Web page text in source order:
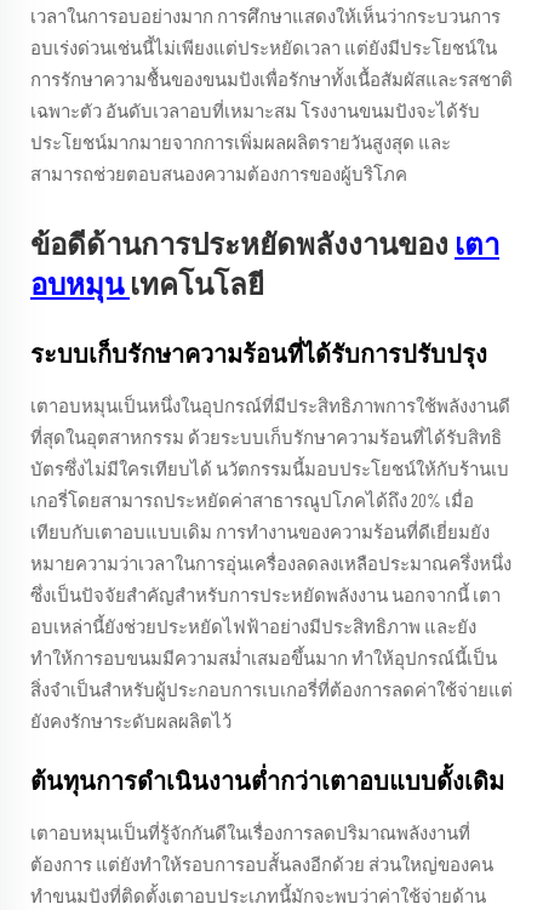
เวลาในการอบอย่างมาก การศึกษาแสดงให้เห็นว่ากระบวนการ
อบเร่งด่วนเช่นนี้ไม่เพียงแต่ประหยัดเวลา แต่ยังมีประโยชน์ใน
การรักษาความชื้นของขนมปังเพื่อรักษาทั้งเนื้อสัมผัสและรสชาติ
เฉพาะตัว อันดับเวลาอบที่เหมาะสม โรงงานขนมปังจะได้รับ
ประโยชน์มากมายจากการเพิ่มผลผลิตรายวันสูงสุด และ
สามารถช่วยตอบสนองความต้องการของผู้บริโภค
ข้อดีด้านการประหยัดพลังงานของ เตา
อบหมุน เทคโนโลยี
ระบบเก็บรักษาความร้อนที่ได้รับการปรับปรุง
เตาอบหมุนเป็นหนึ่งในอุปกรณ์ที่มีประสิทธิภาพการใช้พลังงานดี
ที่สุดในอุตสาหกรรม ด้วยระบบเก็บรักษาความร้อนที่ได้รับสิทธิ
บัตรซึ่งไม่มีใครเทียบได้ นวัตกรรมนี้มอบประโยชน์ให้กับร้านเบ
เกอรี่โดยสามารถประหยัดค่าสาธารณูปโภคได้ถึง 20% เมื่อ
เทียบกับเตาอบแบบเดิม การทำงานของความร้อนที่ดีเยี่ยมยัง
หมายความว่าเวลาในการอุ่นเครื่องลดลงเหลือประมาณครึ่งหนึ่ง
ซึ่งเป็นปัจจัยสำคัญสำหรับการประหยัดพลังงาน นอกจากนี้ เตา
อบเหล่านี้ยังช่วยประหยัดไฟฟ้าอย่างมีประสิทธิภาพ และยัง
ทำให้การอบขนมมีความสม่ำเสมอขึ้นมาก ทำให้อุปกรณ์นี้เป็น
สิ่งจำเป็นสำหรับผู้ประกอบการเบเกอรี่ที่ต้องการลดค่าใช้จ่ายแต่
ยังคงรักษาระดับผลผลิตไว้
ต้นทุนการดำเนินงานต่ำกว่าเตาอบแบบดั้งเดิม
เตาอบหมุนเป็นที่รู้จักกันดีในเรื่องการลดปริมาณพลังงานที่
ต้องการ แต่ยังทำให้รอบการอบสั้นลงอีกด้วย ส่วนใหญ่ของคน
ทำขนมปังที่ติดตั้งเตาอบประเภทนี้มักจะพบว่าค่าใช้จ่ายด้าน